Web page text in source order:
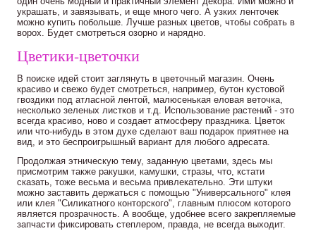
украшать, и завязывать, и еще много чего. А узких ленточек
можно купить побольше. Лучше разных цветов, чтобы собрать в
ворох. Будет смотреться озорно и нарядно.
Цветики-цветочки
В поиске идей стоит заглянуть в цветочный магазин. Очень
красиво и свежо будет смотреться, например, бутон кустовой
гвоздики под атласной лентой, малюсенькая еловая веточка,
несколько зеленых листков и т.д. Использование растений - это
всегда красиво, ново и создает атмосферу праздника. Цветок
или что-нибудь в этом духе сделают ваш подарок приятнее на
вид, и это беспроигрышный вариант для любого адресата.
Продолжая этническую тему, заданную цветами, здесь мы
присмотрим также ракушки, камушки, стразы, что, кстати
сказать, тоже весьма и весьма привлекательно. Эти штуки
можно заставить держаться с помощью "Универсального" клея
или клея "Силикатного конторского", главным плюсом которого
является прозрачность. А вообще, удобнее всего закрепляемые
запчасти фиксировать степлером, правда, не всегда выходит.